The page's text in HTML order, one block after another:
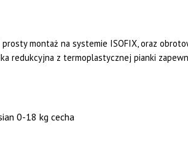
montaż na systemie ISOFIX, oraz
redukcyjna z termoplastycznej pianki